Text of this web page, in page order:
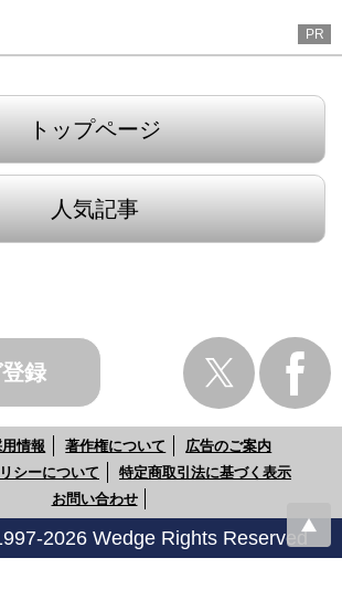
PR
トップページ
人気記事
録
情報 著作権について
広告のご案内
シーについて
特定商取引法に基づく表示
お問い合わせ
2026 Wedge Rights Reserved